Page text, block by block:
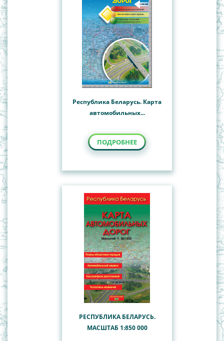
Республика Беларусь. Карта
автомобильных...
ПОДРОБНЕЕ
РЕСПУБЛИКА БЕЛАРУСЬ.
МАСШТАБ 1:850 000